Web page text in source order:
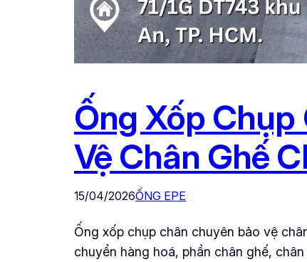
Ống Xốp Chụp
Vệ Chân Ghế
15/04/2026ỐNG EPE
Ống xốp chụp chân chuyên bảo vệ
chuyển hàng hoá, phần chân ghế,